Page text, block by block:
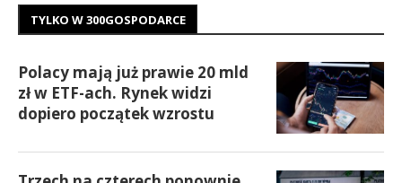
TYLKO W 300GOSPODARCE
Polacy mają już prawie 20 mld
zł w ETF-ach. Rynek widzi
dopiero początek wzrostu